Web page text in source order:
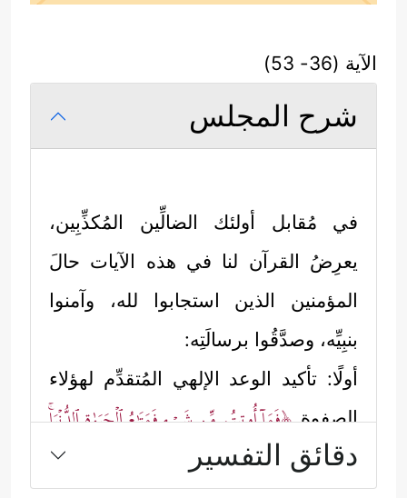
الآية (36- 53)
شرح المجلس
في مُقابل أولئك الضالِّين المُكذِّبِين،
يعرِضُ القرآن لنا في هذه الآيات حالَ
المؤمنين الذين استجابوا لله، وآمنوا
بنبِيِّه، وصدَّقُوا برسالَتِه:
أولًا: تأكيد الوعد الإلهي المُتقدِّم لهؤلاء
الصفوة﴿فَمَاۤ أُوتِیتُم مِّن شَیۡءࣲ فَمَتَـٰعُ ٱلۡحَیَوٰةِ ٱلدُّنۡیَاۚ
وَمَا عِندَ ٱللَّهِ خَیۡرࣱ وَأَبۡقَىٰ لِلَّذِینَ ءَامَنُواْ وَعَلَىٰ رَبِّهِمۡ
دقائق التفسير